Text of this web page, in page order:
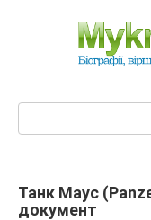
Танк Маус
документ